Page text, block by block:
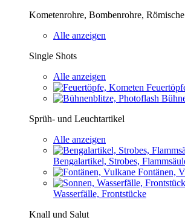
Kometenrohre, Bombenrohre,
Alle anzeigen
Single Shots
Alle anzeigen
Sprüh- und Leuchtartikel
Alle anzeigen
Bengalartikel, Strobes,
Fontänen,
Wasserfälle, Frontstücke
Knall und Salut